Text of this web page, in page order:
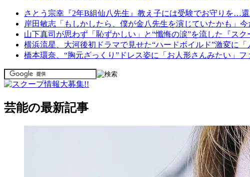
さとう宗幸『2年B組仙八先生』教え子には受験でお守りを…
岸田敏志「もしかしたら、僕が金八先生を演じていたかも」
山下真司が思わず「恥ずかしい」と“懺悔の涙”を流した『ス
横浜流星、大河後初ドラマで見せた“ハードボイルド”激変に
橋本環奈、“胸元ざっくり”ドレス姿に「お人形さんみたい」
芸能の最新記事